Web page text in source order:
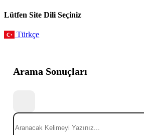
Lütfen Site Dili Seçiniz
Türkçe
Arama Sonuçları